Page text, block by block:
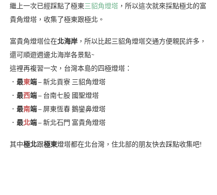
繼上一次已經踩點了極東三貂角燈塔 ，所以這次就來採點極北的富
貴角燈塔，收集了極東跟極北。
富貴角燈塔位在北海岸 ，所以比起三貂角燈塔交通方便親民許多，
還可順遊週邊北海岸各景點~
這裡再複習一次，台灣本島的四極燈塔：
． 最東端– 新北貢寮 三貂角燈塔
． 最西端– 台南七股 國聖燈塔
． 最南端– 屏東恆春 鵝鑾鼻燈塔
． 最北端– 新北石門 富貴角燈塔
其中極北跟極東燈塔都在北台灣，住北部的朋友快去踩點收集吧!